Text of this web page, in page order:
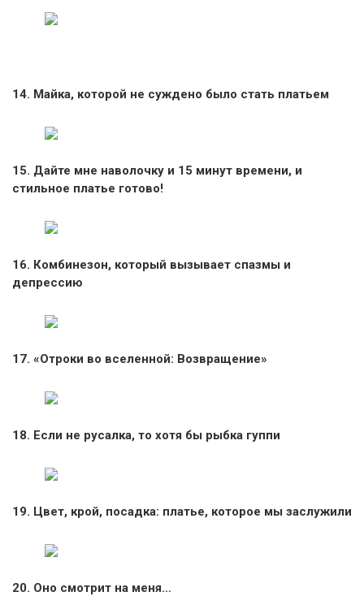
14. Майка, которой не суждено было стать платьем
15. Дайте мне наволочку и 15 минут времени, и
стильное платье готово!
16. Комбинезон, который вызывает спазмы и
депрессию
17. «Отроки во вселенной: Возвращение»
18. Если не русалка, то хотя бы рыбка гуппи
19. Цвет, крой, посадка: платье, которое мы заслужили
20. Оно смотрит на меня…